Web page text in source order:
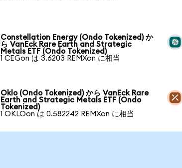
Constellation Energy (Ondo Tokenized) か
ら VanEck Rare Earth and Strategic
Metals ETF (Ondo Tokenized)
1 CEGon は 3.6203 REMXon に相当
Oklo (Ondo Tokenized) から VanEck Rare
Earth and Strategic Metals ETF (Ondo
Tokenized)
1 OKLOon は 0.582242 REMXon に相当